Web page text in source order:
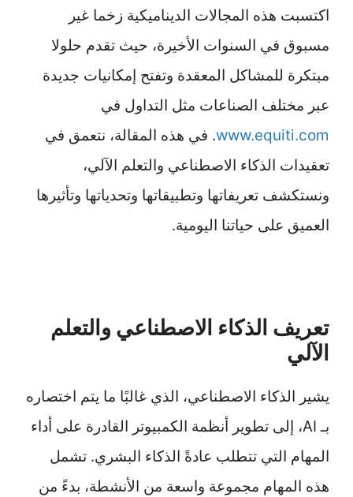
اكتسبت هذه المجالات الديناميكية زخما غير
مسبوق في السنوات الأخيرة، حيث تقدم حلولا
مبتكرة للمشاكل المعقدة وتفتح إمكانيات جديدة
عبر مختلف الصناعات مثل التداول في
www.equiti.com. في هذه المقالة، نتعمق في
تعقيدات الذكاء الاصطناعي والتعلم الآلي،
ونستكشف تعريفاتها وتطبيقاتها وتحدياتها وتأثيرها
العميق على حياتنا اليومية.
تعريف الذكاء الاصطناعي والتعلم
الآلي
يشير الذكاء الاصطناعي، الذي غالبًا ما يتم اختصاره
بـ AI، إلى تطوير أنظمة الكمبيوتر القادرة على أداء
المهام التي تتطلب عادةً الذكاء البشري. تشمل
هذه المهام مجموعة واسعة من الأنشطة، بدءً من